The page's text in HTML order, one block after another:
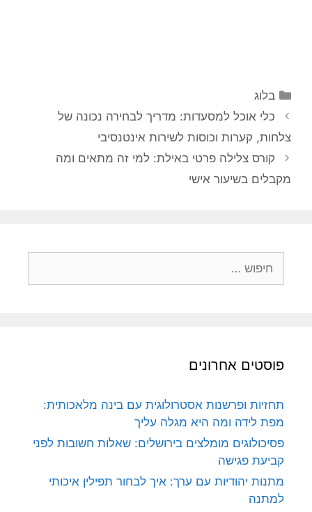
קטגוריות
בלוג
כלי אוכל למסעדות: מדריך לבחירה נכונה של
צלחות, קערות וכוסות לשירות אינטנסיבי
קורס צלילה פרטי באילת: למי זה מתאים ומה
מקבלים בשיעור אישי
פוסטים אחרונים
תחזיות ופרשנות אסטרולוגית עם בינה מלאכותית:
מפת לידה ומה היא מגלה עליך
פסיכולוגים מומלצים בירושלים: שאלות חשובות לפני
קביעת פגישה
מתנות יהודיות עם ערך: איך לבחור תפילין איכותי
למתנה